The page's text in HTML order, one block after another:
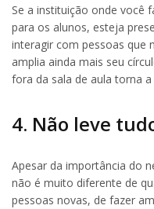
Se a instituição onde você
para os alunos, esteja
interagir com pessoas que
amplia ainda mais seu
fora da sala de aula torna
4. Não leve
Apesar da importância do
não é muito diferente de
pessoas novas, de fazer